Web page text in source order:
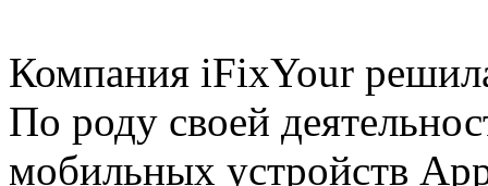
Компания iFixYour
По роду своей
мобильных устройств